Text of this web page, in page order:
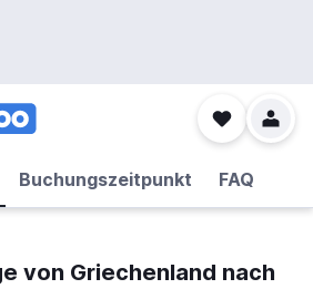
Buchungszeitpunkt FAQ
von Griechenland nach